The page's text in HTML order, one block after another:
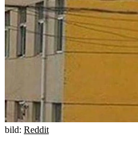
bild: Reddit